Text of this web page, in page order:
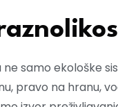
samo ekološke
pravo na hranu,